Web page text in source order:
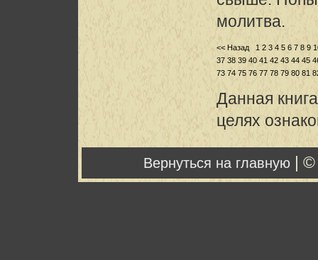
молитва.
<< Назад 1 2 3 4 5 6 7 8 9
37 38 39 40 41 42 43 44 45
73 74 75 76 77 78 79 80 81
Данная
целях
Вернуться на главную |